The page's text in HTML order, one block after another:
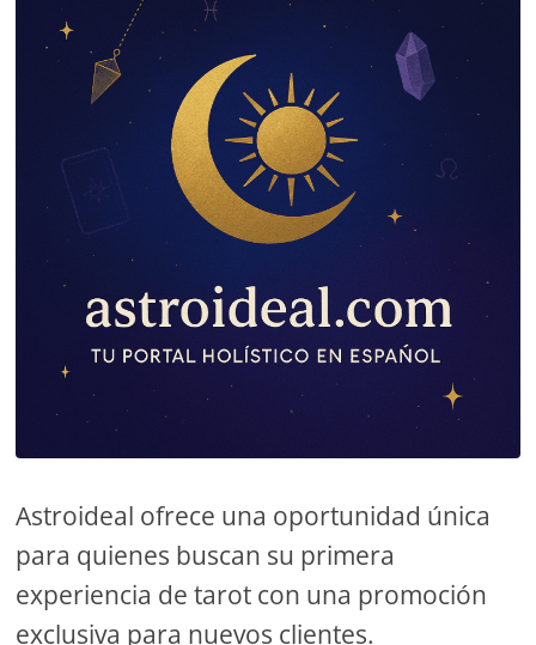
Astroideal ofrece una oportunidad única
para quienes buscan su primera
experiencia de tarot con una promoción
exclusiva para nuevos clientes.